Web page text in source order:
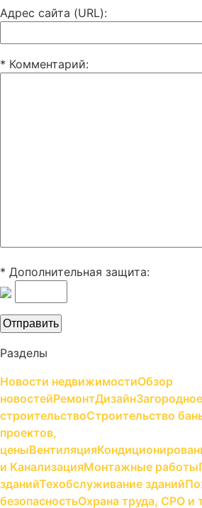
Адрес сайта (URL):
* Комментарий:
* Дополнительная защита:
Разделы
Новости недвижимостиОбзор
новостейРемонтДизайнЗагородное
строительствоСтроительство
проектов,
ценыВентиляция
и КанализацияМонтажные работы
зданийТехобслуживание зданий
безопасностьОхрана труда, СРО и